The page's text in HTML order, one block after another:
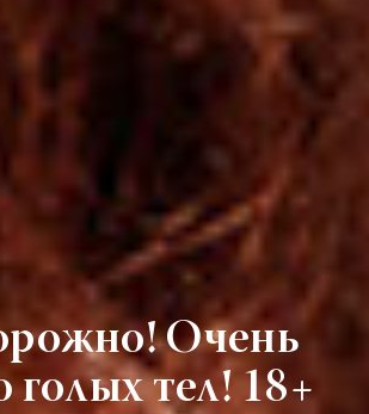
Очень
голых тел! 18+